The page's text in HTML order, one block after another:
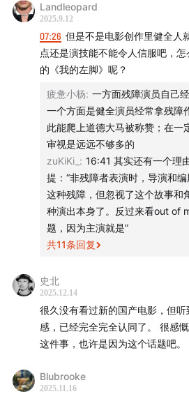
Fans and listeners, bring on the
【时间轴 The When】
00:00:00— 先撂狠话：不真实你
00:02:00— 《小小的我》，大大
00:02:57— 叫“脑麻”不是“脑瘫”
哪里？
00:09:25— 把吃饭拍成灾难片，
00:14:48 — 手持＋慢镜≠共情
00:20:35— 《听见颜色的女孩》
00:27:07— 情节撒胡椒面：打鼓
想表达啥？
00:49:07— 拒绝“圆满”，我们需
Landleopard
2025.9.12
07:26 但是不是电影创作里健全人
点还是演技能不能令人信服吧，
的《我的左脚》呢？
疲惫小杨: 一方面残障演员自己
一个方面是健全演员经常拿残障
此能爬上道德大马被称赞；在一
审视是远远不够多的
zuKiKi_ : 16:41 其实还有一个理
提：“非残障者表演时，导演和
这种残障，但忽视了这个故事和
种演出本身了。反过来看out of
题，因为主演就是”
共11条回复
史北
2025.12.14
很久没有看过新的国产电影，但
感，已经完全完全认同了。 很感
这件事，也许是因为这个话题吧。
Blubrooke
2025.11.16